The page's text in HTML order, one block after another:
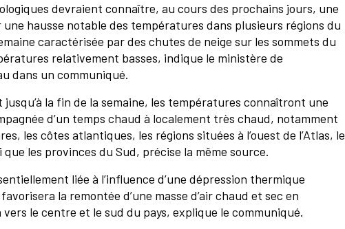
devraient connaître, au cours des prochains jours, une
hausse notable des températures dans plusieurs régions du
caractérisée par des chutes de neige sur les sommets du
relativement basses, indique le ministère de
dans un communiqué.
la fin de la semaine, les températures connaîtront une
d’un temps chaud à localement très chaud, notamment
les côtes atlantiques, les régions situées à l’ouest de l’Atlas, le
que les provinces du Sud, précise la même source.
liée à l’influence d’une dépression thermique
la remontée d’une masse d’air chaud et sec en
le centre et le sud du pays, explique le communiqué.